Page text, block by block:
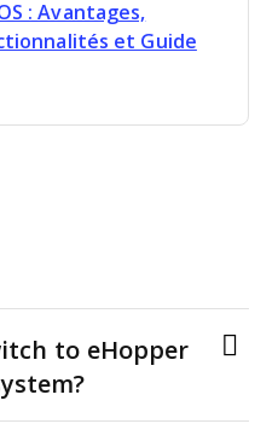
: Avantages,
et Guide
to eHopper